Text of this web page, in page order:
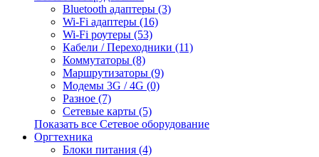
Bluetooth адаптеры (3)
Wi-Fi адаптеры (16)
Wi-Fi роутеры (53)
Кабели / Переходники (11)
Коммутаторы (8)
Маршрутизаторы (9)
Модемы 3G / 4G (0)
Разное (7)
Сетевые карты (5)
Показать все Сетевое оборудование
Оргтехника
Блоки питания (4)